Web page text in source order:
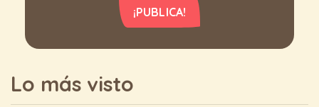
¡PUBLICA!
Lo más visto